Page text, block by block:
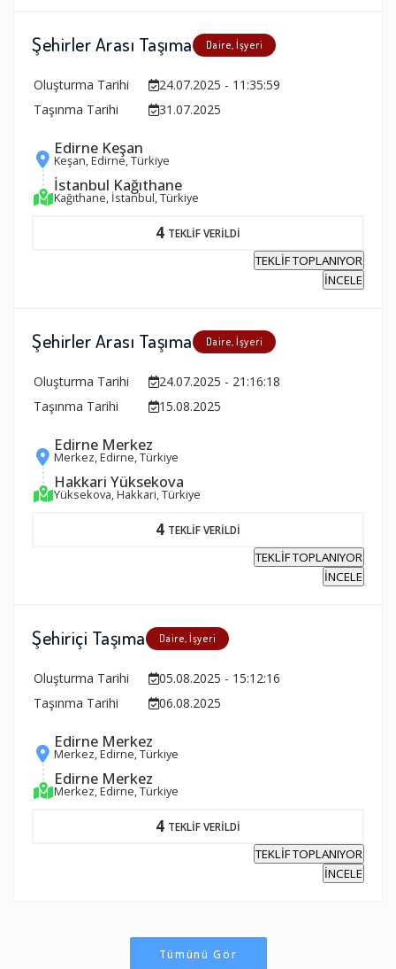
Şehirler Arası Taşıma Daire, İşyeri
Oluşturma Tarihi
24.07.2025 - 11:35:59
Taşınma Tarihi
31.07.2025
Edirne Keşan
Keşan, Edirne, Türkiye
İstanbul Kağıthane
Kağıthane, İstanbul, Türkiye
4 TEKLİF VERİLDİ
TEKLİF TOPLANIYOR
İNCELE
Şehirler Arası Taşıma Daire, İşyeri
Oluşturma Tarihi
24.07.2025 - 21:16:18
Taşınma Tarihi
15.08.2025
Edirne Merkez
Merkez, Edirne, Türkiye
Hakkari Yüksekova
Yüksekova, Hakkari, Türkiye
4 TEKLİF VERİLDİ
TEKLİF TOPLANIYOR
İNCELE
Şehiriçi Taşıma Daire, İşyeri
Oluşturma Tarihi
05.08.2025 - 15:12:16
Taşınma Tarihi
06.08.2025
Edirne Merkez
Merkez, Edirne, Türkiye
Edirne Merkez
Merkez, Edirne, Türkiye
4 TEKLİF VERİLDİ
TEKLİF TOPLANIYOR
İNCELE
Tümünü Gör